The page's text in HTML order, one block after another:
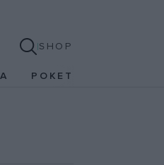
SHOP
POKET